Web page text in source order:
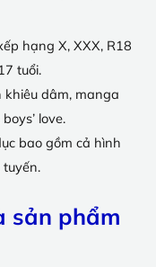
hạng X, XXX, R18
tuổi.
khiêu dâm, manga
love.
bao gồm cả hình
sản phẩm